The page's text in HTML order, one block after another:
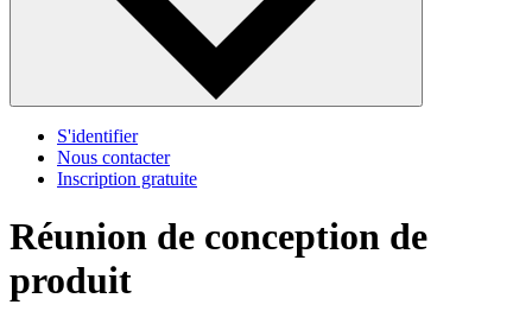
S'identifier
Nous contacter
Inscription gratuite
Réunion de conception de
produit